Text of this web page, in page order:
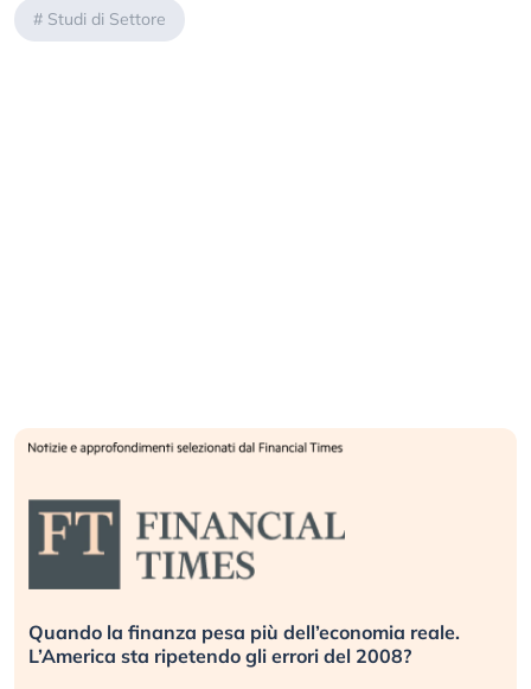
# Studi di Settore
Quando la finanza pesa più dell’economia reale.
L’America sta ripetendo gli errori del 2008?